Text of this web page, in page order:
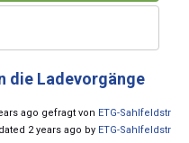
die Ladevorgänge
ago gefragt von ETG-Sahlfeldstr
2 years ago by ETG-Sahlfeldstr